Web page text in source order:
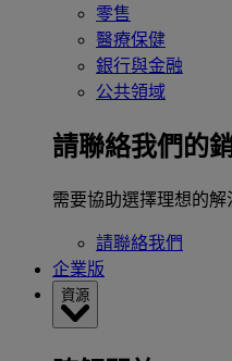
零售
醫療保健
銀行與金融
公共領域
請聯絡我們的
需要協助選擇理想的
請聯絡我們
企業版
資源